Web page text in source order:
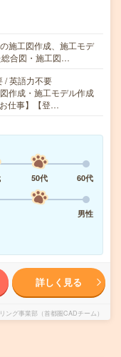
施工図作成、施工モデ
総合図・施工図…
/ 英語力不要
作成・施工モデル作成
仕事】【登…
50代
60代
男性
詳しく見る
グ事業部（首都圏CADチーム）